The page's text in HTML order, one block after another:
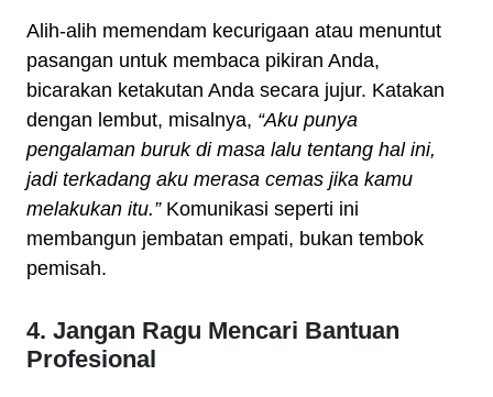
Alih-alih memendam kecurigaan atau menuntut
pasangan untuk membaca pikiran Anda,
bicarakan ketakutan Anda secara jujur. Katakan
dengan lembut, misalnya, “Aku punya
pengalaman buruk di masa lalu tentang hal ini,
jadi terkadang aku merasa cemas jika kamu
melakukan itu.”Komunikasi seperti ini
membangun jembatan empati, bukan tembok
pemisah.
4. Jangan Ragu Mencari Bantuan
Profesional